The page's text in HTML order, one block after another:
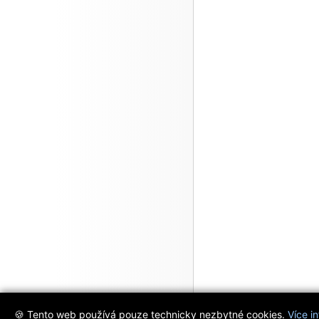
🍪 Tento web používá pouze technicky nezbytné cookies. Více